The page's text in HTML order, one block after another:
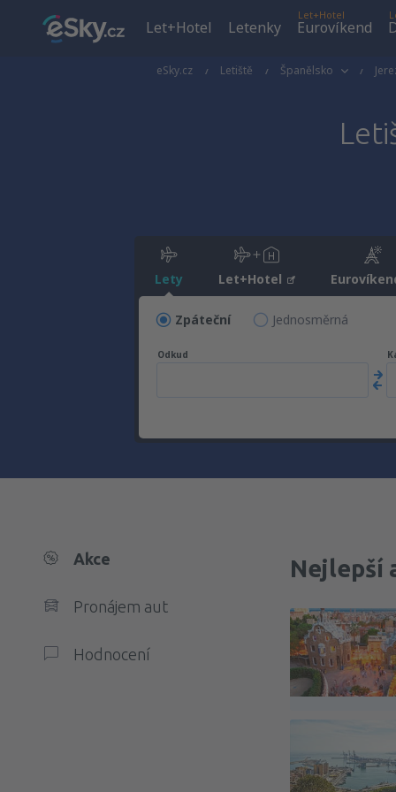
Let+Hotel Letenky
Let+Hotel
Eurovíkend
eSky.cz Letiště Španělsko
Lety Let+Hotel
Zpáteční Jednosměrná
Odkud
Akce
Pronájem aut
Hodnocení
Nejlepší